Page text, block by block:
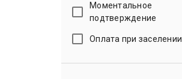
Моментальное
подтверждение
Оплата при заселении